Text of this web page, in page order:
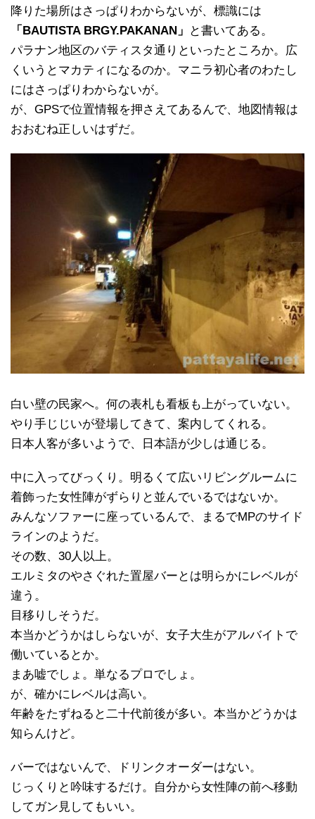
降りた場所はさっぱりわからないが、標識には
「BAUTISTA BRGY.PAKANAN」
と書いてある。
パラナン地区のバティスタ通りといったところか。広
くいうとマカティになるのか。マニラ初心者のわたし
にはさっぱりわからないが。
が、GPSで位置情報を押さえてあるんで、地図情報は
おおむね正しいはずだ。
白い壁の民家へ。何の表札も看板も上がっていない。
やり手じじいが登場してきて、案内してくれる。
日本人客が多いようで、日本語が少しは通じる。
中に入ってびっくり。明るくて広いリビングルームに
着飾った女性陣がずらりと並んでいるではないか。
みんなソファーに座っているんで、まるでMPのサイド
ラインのようだ。
その数、30人以上。
エルミタのやさぐれた置屋バーとは明らかにレベルが
違う。
目移りしそうだ。
本当かどうかはしらないが、女子大生がアルバイトで
働いているとか。
まあ嘘でしょ。単なるプロでしょ。
が、確かにレベルは高い。
年齢をたずねると二十代前後が多い。本当かどうかは
知らんけど。
バーではないんで、ドリンクオーダーはない。
じっくりと吟味するだけ。自分から女性陣の前へ移動
してガン見してもいい。